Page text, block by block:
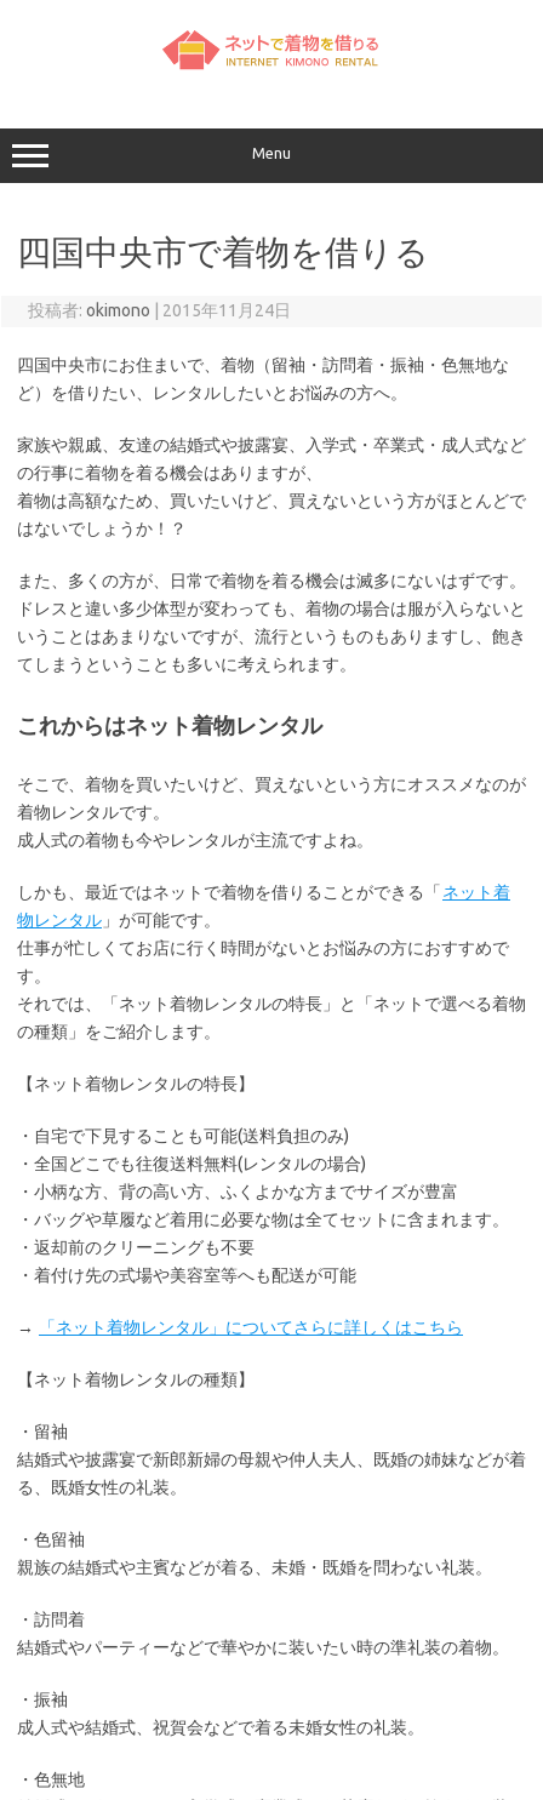
キ
ッ
プ
Menu
四国中央市で着物を借りる
投稿者: okimono 2015年11月24日
四国中央市にお住まいで、着物（留袖・訪問着・振袖・色無地な
ど）を借りたい、レンタルしたいとお悩みの方へ。
家族や親戚、友達の結婚式や披露宴、入学式・卒業式・成人式など
の行事に着物を着る機会はありますが、
着物は高額なため、買いたいけど、買えないという方がほとんどで
はないでしょうか！？
また、多くの方が、日常で着物を着る機会は滅多にないはずです。
ドレスと違い多少体型が変わっても、着物の場合は服が入らないと
いうことはあまりないですが、流行というものもありますし、飽き
てしまうということも多いに考えられます。
これからはネット着物レンタル
そこで、着物を買いたいけど、買えないという方にオススメなのが
着物レンタルです。
成人式の着物も今やレンタルが主流ですよね。
しかも、最近ではネットで着物を借りることができる「 ネット着
物レンタル 」が可能です。
仕事が忙しくてお店に行く時間がないとお悩みの方におすすめで
す。
それでは、「ネット着物レンタルの特長」と「ネットで選べる着物
の種類」をご紹介します。
【ネット着物レンタルの特長】
・ 自宅で下見することも可能(送料負担のみ)
・全国どこでも往復送料無料(レンタルの場合)
・小柄な方、背の高い方、ふくよかな方までサイズが豊富
・バッグや草履など着用に必要な物は全てセット に含まれます。
・返却前のクリーニングも不要
・着付け先の式場や美容室等へも配送が可能
→ 「ネット着物レンタル」についてさらに詳しくはこちら
【ネット着物レンタルの種類】
・留袖
結婚式や披露宴で新郎新婦の母親や仲人夫人、既婚の姉妹などが着
る、既婚女性の礼装。
・色留袖
親族の結婚式や主賓などが着る、未婚・既婚を問わない礼装。
・訪問着
結婚式やパーティーなどで華やかに装いたい時の準礼装の着物。
・振袖
成人式や結婚式、祝賀会などで着る未婚女性の礼装。
・色無地